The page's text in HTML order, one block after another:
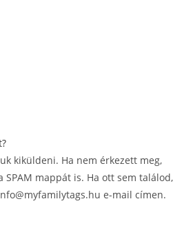
kiküldeni. Ha nem érkezett meg,
SPAM mappát is. Ha ott sem találod,
e-mail címen.